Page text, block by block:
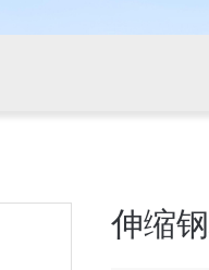
伸缩